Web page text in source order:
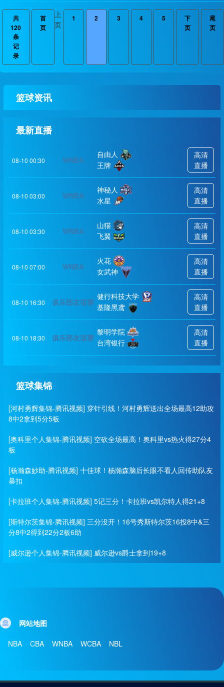
共
120
条
记
录
首
页
上
页
1 2 3 4 5
下
页
尾
页
篮球资讯
最新直播
08-10 00:30 WNBA
自由人
王牌
高清
直播
08-10 03:00 WNBA
神秘人
水星
高清
直播
08-10 03:30 WNBA
山猫
飞翼
高清
直播
08-10 07:00 WNBA
火花
女武神
高清
直播
08-10 16:30 俱乐部友谊赛
健行科技大学
基隆黑鸢
高清
直播
08-10 18:30 俱乐部友谊赛
黎明学院
台湾银行
高清
直播
篮球集锦
[河村勇辉集锦-腾讯视频] 穿针引线！河村勇辉送出全场最高12助攻
8中2拿到5分5板
[奥科里个人集锦-腾讯视频] 空砍全场最高！奥科里vs热火得27分4
板
[杨瀚森妙助-腾讯视频] 十佳球！杨瀚森脑后长眼不看人回传助队友
暴扣
[卡拉班个人集锦-腾讯视频] 5记三分！卡拉班vs凯尔特人得21+8
[斯特尔茨集锦-腾讯视频] 三分没开！16号秀斯特尔茨16投8中&三
分8中2得到22分2板6助
[威尔逊个人集锦-腾讯视频] 威尔逊vs爵士拿到19+8
网站地图
NBA CBA WNBA WCBA NBL